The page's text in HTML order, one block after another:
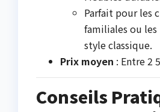
Parfait pour les
familiales ou les
style classique.
Prix moyen : Entre 2
Conseils